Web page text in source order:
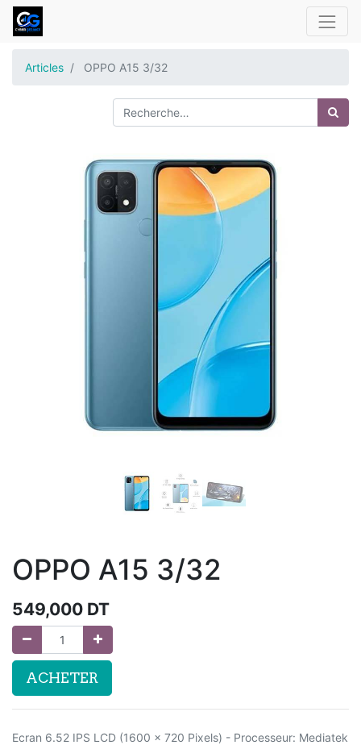
Articles OPPO A15 3/32
OPPO A15 3/32
549,000 DT
ACHETER
Ecran 6.52 IPS LCD (1600 x 720 Pixels) - Processeur: Mediatek